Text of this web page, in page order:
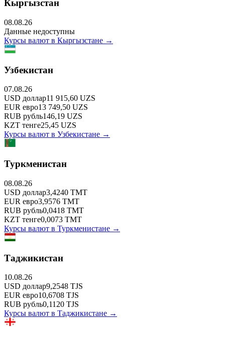
Кыргызстан
08.08.26
Данные недоступны
Курсы валют в Кыргызстане →
Узбекистан
07.08.26
USD доллар11 915,60 UZS
EUR евро13 749,50 UZS
RUB рубль146,19 UZS
KZT тенге25,45 UZS
Курсы валют в Узбекистане →
Туркменистан
08.08.26
USD доллар3,4240 TMT
EUR евро3,9576 TMT
RUB рубль0,0418 TMT
KZT тенге0,0073 TMT
Курсы валют в Туркменистане →
Таджикистан
10.08.26
USD доллар9,2548 TJS
EUR евро10,6708 TJS
RUB рубль0,1120 TJS
Курсы валют в Таджикистане →